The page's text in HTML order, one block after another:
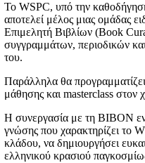
Το WSPC, υπό την
αποτελεί μέλος μιας ομάδας
Επιμελητή Βιβλίων (Book
συγγραμμάτων, περιοδικών
του.
Παράλληλα θα
μάθησης και masterclass στον
Η συνεργασία με τη BIBON
γνώσης που χαρακτηρίζει το
κλάδου, να δημιουργήσει
ελληνικού κρασιού